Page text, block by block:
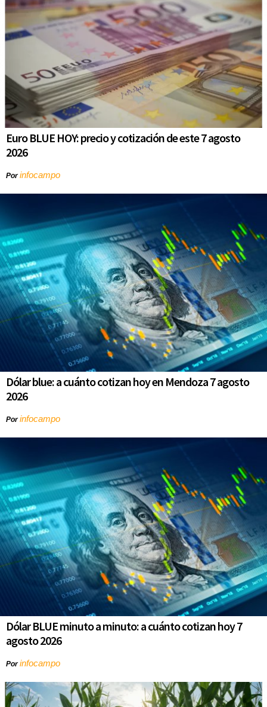
Euro BLUE HOY: precio y cotización de este 7 agosto
2026
Porinfocampo
Dólar blue: a cuánto cotizan hoy en Mendoza 7 agosto
2026
Porinfocampo
Dólar BLUE minuto a minuto: a cuánto cotizan hoy 7
agosto 2026
Porinfocampo